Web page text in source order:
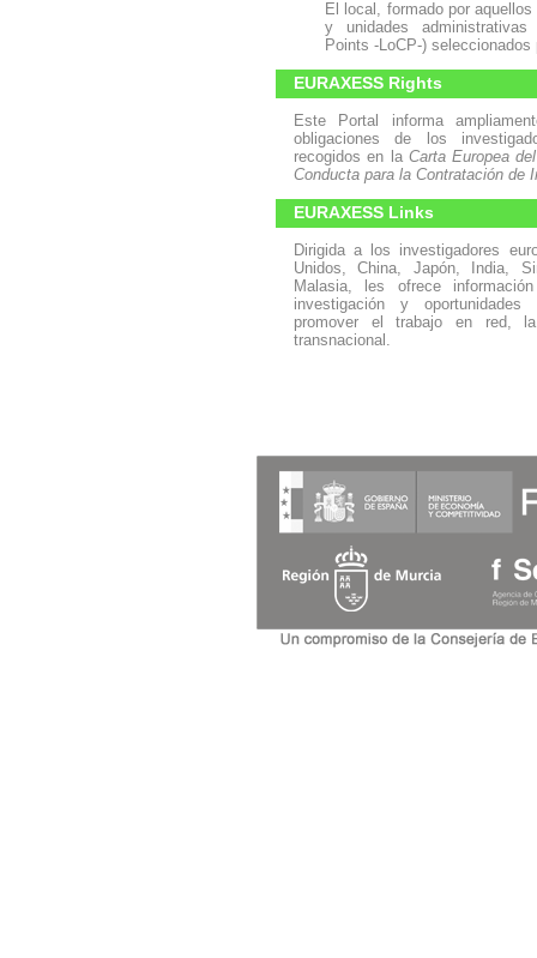
El local, formado por
y unidades administrativas
Points -LoCP-)
EURAXESS Rights
Este Portal informa
obligaciones de los
recogidos en la Carta Europea
Conducta para la Contratación de
EURAXESS Links
Dirigida a los investigadores
Unidos, China, Japón, India,
Malasia, les ofrece
investigación y
promover el trabajo en red,
transnacional.